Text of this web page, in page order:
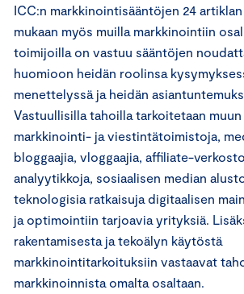
ICC:n markkinointisääntöjen 24
mukaan myös muilla markkinointiin
toimijoilla on vastuu sääntöjen
huomioon heidän roolinsa
menettelyssä ja heidän
Vastuullisilla tahoilla tarkoitetaan
markkinointi- ja viestintätoimistoja,
bloggaajia, vloggaajia, affiliate-
analyytikkoja, sosiaalisen median
teknologisia ratkaisuja digitaalisen
ja optimointiin tarjoavia yrityksiä.
rakentamisesta ja tekoälyn käytöstä
markkinointitarkoituksiin vastaavat
markkinoinnista omalta osaltaan.